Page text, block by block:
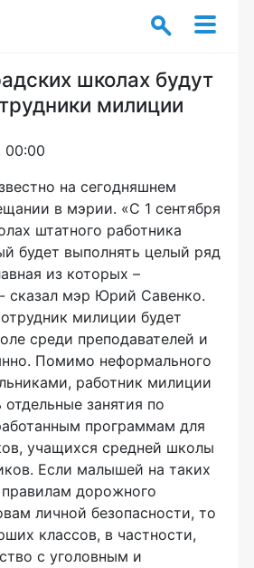
школах будут
милиции
00:00
на сегодняшнем
в мэрии. «С 1 сентября
штатного работника
будет выполнять целый ряд
из которых –
сказал мэр Юрий Савенко.
милиции будет
среди преподавателей и
Помимо неформального
работник милиции
занятия по
программам для
учащихся средней школы
Если малышей на таких
правилам дорожного
личной безопасности, то
классов, в частности,
с уголовным и